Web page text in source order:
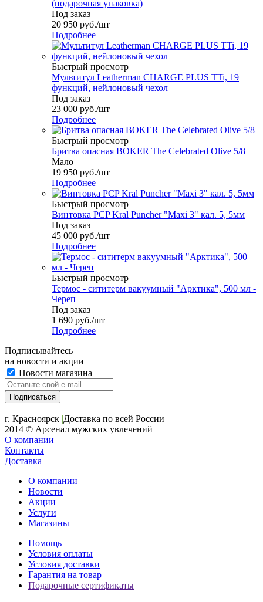
(подарочная упаковка)
Под заказ
20 950 руб./шт
Подробнее
Быстрый просмотр
Мультитул Leatherman CHARGE PLUS TTi, 19
функций, нейлоновый чехол
Под заказ
23 000 руб./шт
Подробнее
Быстрый просмотр
Бритва опасная BOKER The Celebrated Olive 5/8
Мало
19 950 руб./шт
Подробнее
Быстрый просмотр
Винтовка PCP Kral Puncher "Maxi 3" кал. 5, 5мм
Под заказ
45 000 руб./шт
Подробнее
Быстрый просмотр
Термос - сититерм вакуумный "Арктика", 500 мл -
Череп
Под заказ
1 690 руб./шт
Подробнее
Подписывайтесь
на новости и акции
Новости магазина
г. Красноярск |Доставка по всей России
2014 © Арсенал мужских увлечений
О компании
Контакты
Доставка
О компании
Новости
Акции
Услуги
Магазины
Помощь
Условия оплаты
Условия доставки
Гарантия на товар
Подарочные сертификаты